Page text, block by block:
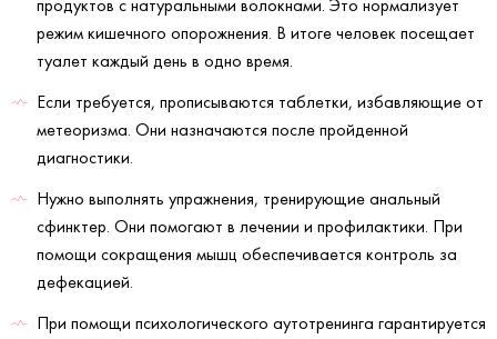
продуктов с натуральными волокнами. Это нормализует
режим кишечного опорожнения. В итоге человек посещает
туалет каждый день в одно время.
Если требуется, прописываются таблетки, избавляющие от
метеоризма. Они назначаются после пройденной
диагностики.
Нужно выполнять упражнения, тренирующие анальный
сфинктер. Они помогают в лечении и профилактики. При
помощи сокращения мышц обеспечивается контроль за
дефекацией.
При помощи психологического аутотренинга гарантируется